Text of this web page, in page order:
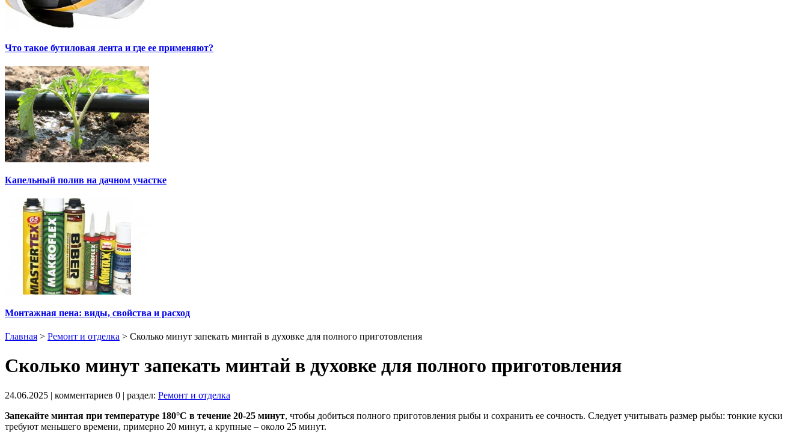
Что такое бутиловая лента и где ее применяют?
Капельный полив на дачном участке
Монтажная пена: виды, свойства и расход
Главная > Ремонт и отделка > Сколько минут запекать минтай в духовке для полного приготовления
Сколько минут запекать минтай в духовке для полного приготовления
24.06.2025 | комментариев 0 | раздел: Ремонт и отделка
Запекайте минтая при температуре 180°C в течение 20-25 минут, чтобы добиться полного приготовления рыбы и сохранить ее сочность. Следует учитывать размер рыбы: тонкие куски
требуют меньшего времени, примерно 20 минут, а крупные – около 25 минут.